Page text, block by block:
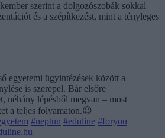
szerint a dolgozószobák sokkal
és a szépítkezést, mint a tényleges
egyetemi ügyintézések között a
is szerepel. Bár elsőre
néhány lépésből megvan – most
a teljes folyamaton.😉
#neptun #eduline #foryou